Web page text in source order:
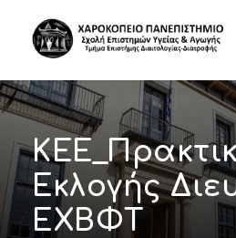
Εκλογής
ΕΧΒΦΤ